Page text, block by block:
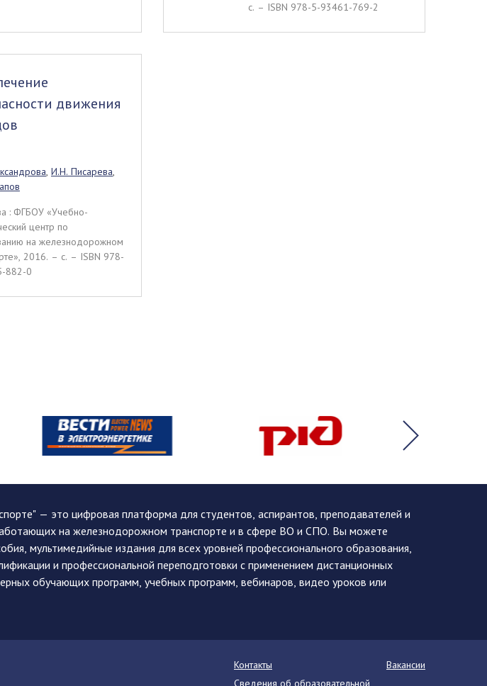
c. – ISBN 978-5-93461-769-2
движения
, И.Н. Писарева,
: ФГБОУ «Учебно-
центр по
на железнодорожном
2016. – c. – ISBN 978-
882-0
— это цифровая платформа для студентов, аспирантов, преподавателей и
на железнодорожном транспорте и в сфере ВО и СПО. Вы можете
мультимедийные издания для всех уровней профессионального образования,
и профессиональной переподготовки с применением дистанционных
обучающих программ, учебных программ, вебинаров, видео уроков или
Контакты
Вакансии
Сведения об образовательной